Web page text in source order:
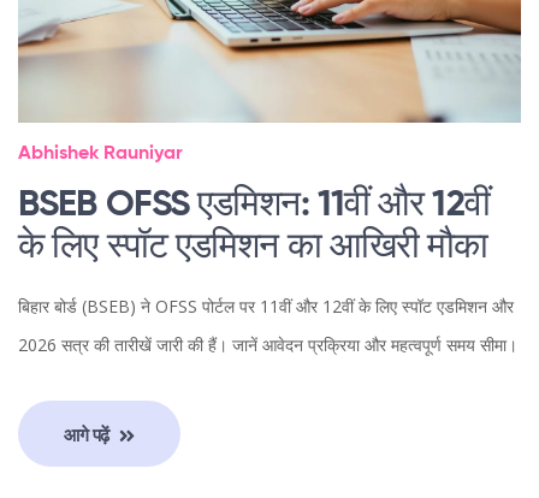
Abhishek Rauniyar
BSEB OFSS एडमिशन: 11वीं और 12वीं
के लिए स्पॉट एडमिशन का आखिरी मौका
बिहार बोर्ड (BSEB) ने OFSS पोर्टल पर 11वीं और 12वीं के लिए स्पॉट एडमिशन और
2026 सत्र की तारीखें जारी की हैं। जानें आवेदन प्रक्रिया और महत्वपूर्ण समय सीमा।
आगे पढ़ें